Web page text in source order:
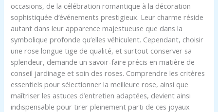
occasions, de la célébration romantique à la décoration
sophistiquée d’événements prestigieux. Leur charme réside
autant dans leur apparence majestueuse que dans la
symbolique profonde qu’elles véhiculent. Cependant, choisir
une rose longue tige de qualité, et surtout conserver sa
splendeur, demande un savoir-faire précis en matière de
conseil jardinage et soin des roses. Comprendre les critères
essentiels pour sélectionner la meilleure rose, ainsi que
maîtriser les astuces d’entretien adaptées, devient ainsi
indispensable pour tirer pleinement parti de ces joyaux